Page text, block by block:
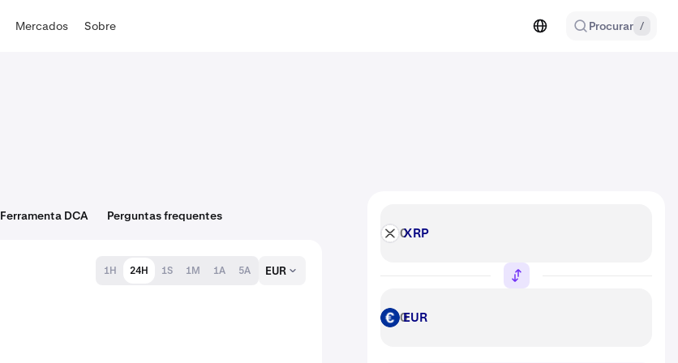
Mercados Sobre Procurar /
Ferramenta DCA Perguntas frequentes
1H 24H 1S 1M 1A 5A EUR
XRP XRP
EUR EUR